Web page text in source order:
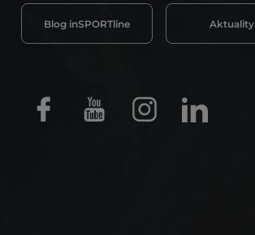
Blog inSPORTline Aktuality
FacebookYoutube InstagramLinkedIn